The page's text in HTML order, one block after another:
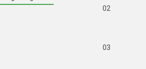
02
03